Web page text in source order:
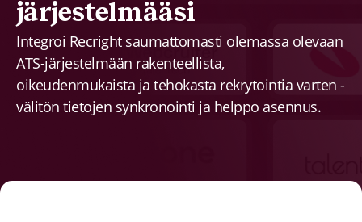
järjestelmääsi
Integroi Recright saumattomasti olemassa olevaan
ATS-järjestelmään rakenteellista,
oikeudenmukaista ja tehokasta rekrytointia varten -
välitön tietojen synkronointi ja helppo asennus.